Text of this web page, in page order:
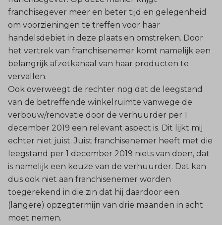
franchisegever meer en beter tijd en gelegenheid
om voorzieningen te treffen voor haar
handelsdebiet in deze plaats en omstreken. Door
het vertrek van franchisenemer komt namelijk een
belangrijk afzetkanaal van haar producten te
vervallen.
Ook overweegt de rechter nog dat de leegstand
van de betreffende winkelruimte vanwege de
verbouw/renovatie door de verhuurder per 1
december 2019 een relevant aspect is. Dit lijkt mij
echter niet juist. Juist franchisenemer heeft met die
leegstand per 1 december 2019 niets van doen, dat
is namelijk een keuze van de verhuurder. Dat kan
dus ook niet aan franchisenemer worden
toegerekend in die zin dat hij daardoor een
(langere) opzegtermijn van drie maanden in acht
moet nemen.